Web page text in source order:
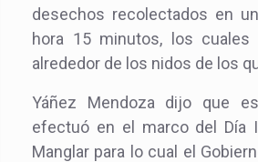
desechos recolectados en
hora 15 minutos, los cuales
alrededor de los nidos de los
Yáñez Mendoza dijo que
efectuó en el marco del Día
Manglar para lo cual el